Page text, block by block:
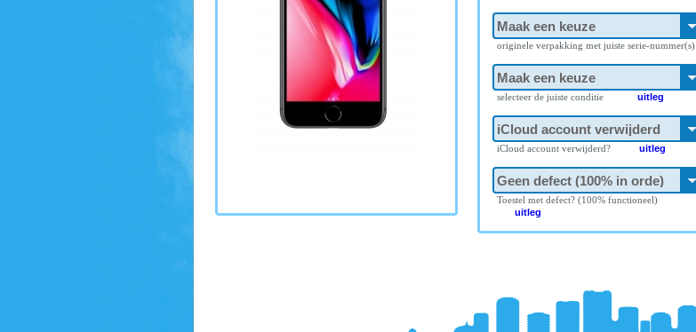
originele verpakking met juiste serie-nummer(s)
selecteer de juiste conditie uitleg
iCloud account verwijderd? uitleg
Toestel met defect? (100% functioneel)
uitleg